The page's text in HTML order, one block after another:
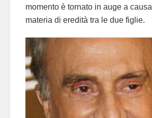
momento è tornato in auge a
materia di eredità tra le due figlie.